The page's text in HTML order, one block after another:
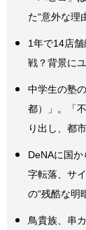
た“意外な理
1年で14店
戦？背景に
中学生の塾
都）」。「
り出し、都
DeNAに国
字転落、サ
の“残酷な明
鳥貴族、串